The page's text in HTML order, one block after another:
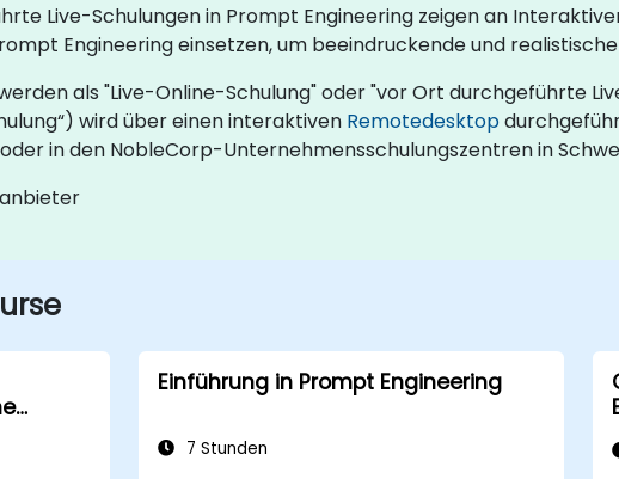
Live-Schulungen in Prompt Engineering zeigen an
Engineering einsetzen, um beeindruckende und
als "Live-Online-Schulung" oder "vor Ort durchgeführte
wird über einen interaktiven Remotedesktop
in den NobleCorp-Unternehmensschulungszentren in
Einführung in Prompt Engineering
7 Stunden